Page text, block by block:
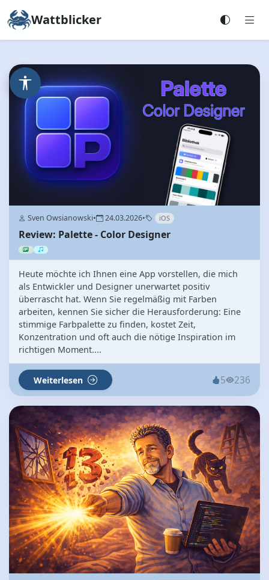
Wattblicker
Sven Owsianowski• 24.03.2026• iOS
Review: Palette - Color Designer
Heute möchte ich Ihnen eine App vorstellen, die mich
als Entwickler und Designer unerwartet positiv
überrascht hat. Wenn Sie regelmäßig mit Farben
arbeiten, kennen Sie sicher die Herausforderung: Eine
stimmige Farbpalette zu finden, kostet Zeit,
Konzentration und oft auch die nötige Inspiration im
richtigen Moment....
Weiterlesen 5 236